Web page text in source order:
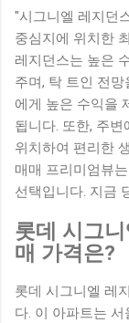
"시그니엘 레지던
중심지에 위치한
레지던스는 높은
주며, 탁 트인 전
에게 높은 수익을
됩니다. 또한, 주
위치하여 편리한
매매 프리미엄뷰
선택입니다. 지금
롯데 시그
매 가격은?
롯데 시그니엘 레
다. 이 아파트는